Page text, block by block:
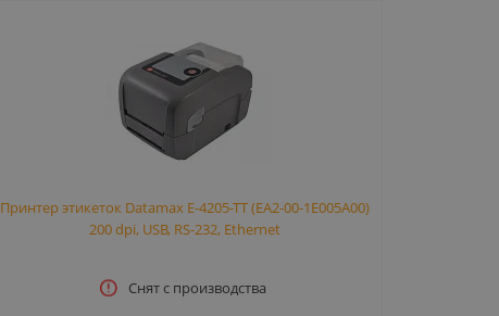
Принтер этикеток Datamax E-4205-TT (EA2-00-1E005A00)
200 dpi, USB, RS-232, Ethernet
Снят с производства